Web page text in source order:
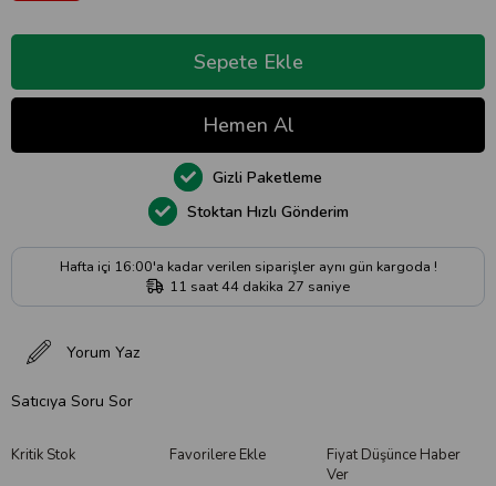
Kritik Stok Favorilere Ekle
Fiyat Düşünce Haber
Ver
Yorum Yaz
Satıcıya Soru Sor
Hafta içi 16:00'a kadar verilen siparişler aynı gün kargoda !
11 saat44 dakika 26 saniye
Stoktan Hızlı Gönderim
Gizli Paketleme